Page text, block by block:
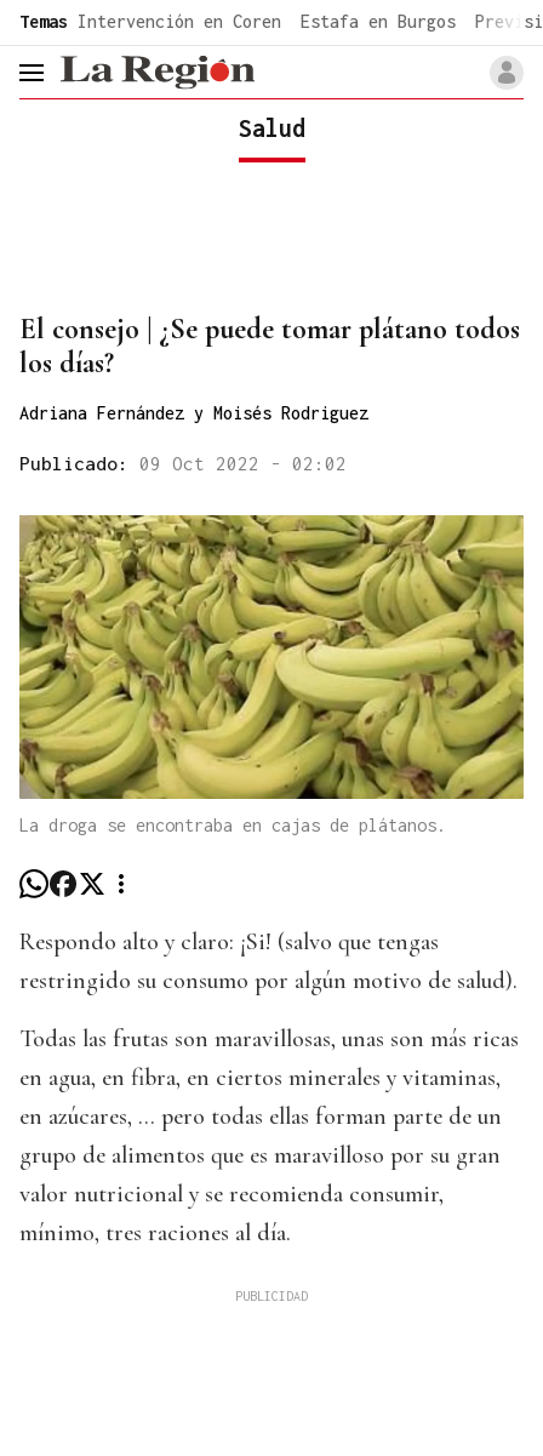
common.go-to-content
Temas Intervención en Coren Estafa en Burgos
header.menu.open
Salud
El consejo | ¿Se puede tomar plátano todos
los días?
Adriana Fernández y Moisés Rodriguez
Publicado: 09 Oct 2022 - 02:02
La droga se encontraba en cajas de plátanos.
Respondo alto y claro: ¡Si! (salvo que tengas
restringido su consumo por algún motivo de salud).
Todas las frutas son maravillosas, unas son más ricas
en agua, en fibra, en ciertos minerales y vitaminas,
en azúcares, … pero todas ellas forman parte de un
grupo de alimentos que es maravilloso por su gran
valor nutricional y se recomienda consumir,
mínimo, tres raciones al día.